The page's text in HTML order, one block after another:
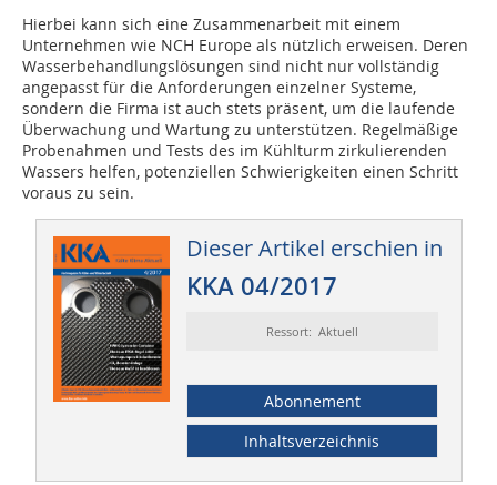
Hierbei kann sich eine Zusammenarbeit mit einem
Unternehmen wie NCH Europe als nützlich erweisen. Deren
Wasserbehandlungslösungen sind nicht nur vollständig
angepasst für die Anforderungen einzelner Systeme,
sondern die Firma ist auch stets präsent, um die laufende
Überwachung und Wartung zu unterstützen. Regelmäßige
Probenahmen und Tests des im Kühlturm zirkulierenden
Wassers helfen, potenziellen Schwierigkeiten einen Schritt
voraus zu sein.
Dieser Artikel erschien in
KKA 04/2017
Ressort: Aktuell
Abonnement
Inhaltsverzeichnis